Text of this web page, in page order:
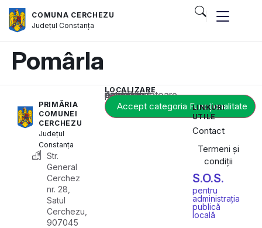
COMUNA CERCHEZU
JudețulConstanța
Pomârla
PRIMĂRIA
COMUNEI
CERCHEZU
Județul
Constanța
Str.
General
Cerchez
nr. 28,
Satul
Cerchezu,
907045
LOCALIZARE
Acest conținut este blocat până când acceptați categoria corespunzătoare de cookie-uri.
Accept categoria Funcționalitate
LINKURI
UTILE
Contact
Termeni și
condiții
S.O.S.
pentru
administrația
publică
locală